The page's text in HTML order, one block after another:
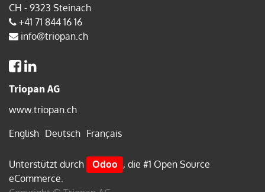
CH - 9323 Steinach
+41 71 844 16 16
info@triopan.ch
Triopan AG
www.triopan.ch
English Deutsch Français
Unterstützt durch Odoo , die #1 Open Source
eCommerce.